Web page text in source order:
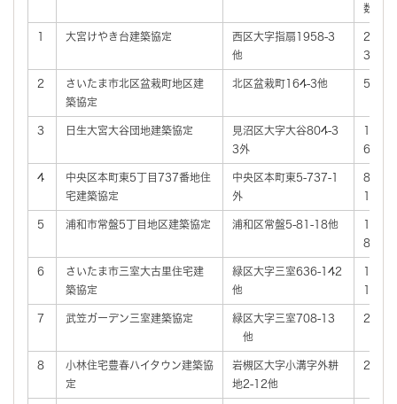
数
大宮けやき台建築協定
西区大字指扇1958-3
他
28
3
2
さいたま市北区盆栽町地区建
築協定
北区盆栽町164-3他 5
3 日生大宮大谷団地建築協定
見沼区大字大谷804-3
3外
6
4
中央区本町東5丁目737番地住
宅建築協定
中央区本町東5-737-1
外
8
5 浦和市常盤5丁目地区建築協定 浦和区常盤5-81-18他
8
6
さいたま市三室大古里住宅建
築協定
緑区大字三室636-142
他
7 武笠ガーデン三室建築協定
緑区大字三室708-13
他
26
8
小林住宅豊春ハイタウン建築協
定
岩槻区大字小溝字外耕
地2-12他
27